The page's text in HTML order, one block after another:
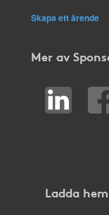
Skapa ett ärende
Mer av
Ladda